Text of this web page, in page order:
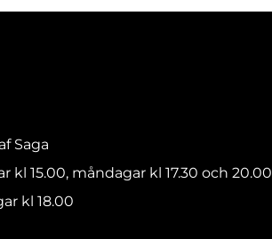
Saga
kl 15.00, måndagar kl 17.30 och 20.00
kl 18.00